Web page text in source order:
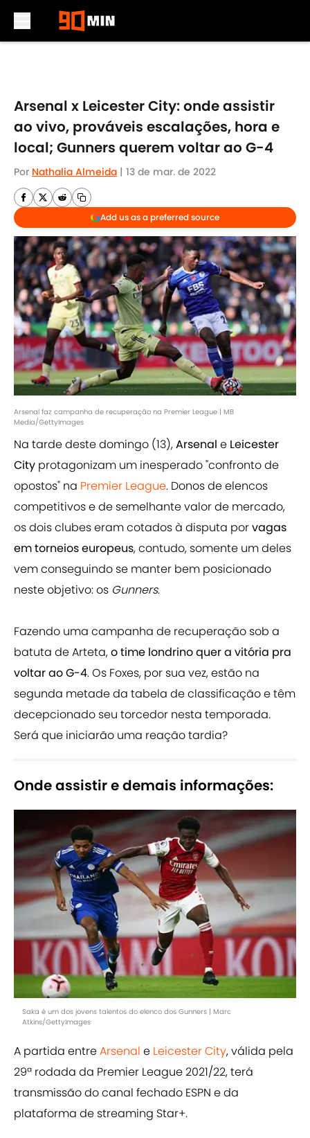
Arsenal x Leicester City: onde assistir
ao vivo, prováveis escalações, hora e
local; Gunners querem voltar ao G-4
Por Nathalia Almeida | 13 de mar. de 2022
Add us as a preferred source
Arsenal faz campanha de recuperação na Premier League | MB
Media/GettyImages
Na tarde deste domingo (13),Arsenal e Leicester
City protagonizam um inesperado "confronto de
opostos" na Premier League. Donos de elencos
competitivos e de semelhante valor de mercado,
os dois clubes eram cotados à disputa porvagas
em torneios europeus, contudo, somente um deles
vem conseguindo se manter bem posicionado
neste objetivo: os Gunners.
Fazendo uma campanha de recuperação sob a
batuta de Arteta,o time londrino quer a vitória pra
voltar ao G-4. Os Foxes, por sua vez, estão na
segunda metade da tabela de classificação e têm
decepcionado seu torcedor nesta temporada.
Será que iniciarão uma reação tardia?
Onde assistir e demais informações:
Saka é um dos jovens talentos do elenco dos Gunners | Marc
Atkins/GettyImages
A partida entreArsenal e Leicester City, válida pela
29ª rodada da Premier League 2021/22, terá
transmissão do canal fechado ESPN e da
plataforma de streaming Star+.